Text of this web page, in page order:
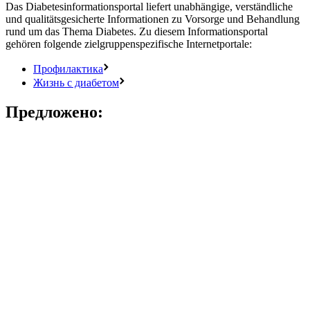
Das Diabetesinformationsportal liefert unabhängige, verständliche
und qualitätsgesicherte Informationen zu Vorsorge und Behandlung
rund um das Thema Diabetes. Zu diesem Informationsportal
gehören folgende zielgruppenspezifische Internetportale:
Профилактика
Жизнь с диабетом
Предложено: